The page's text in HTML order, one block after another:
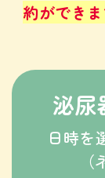
約ができ
泌尿
日時を